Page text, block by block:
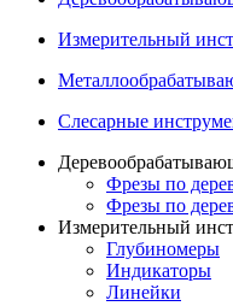
Измерительный
Слесарные
Фрезы по
Фрезы по
Измерительный
Глубиномеры
Индикаторы
Линейки